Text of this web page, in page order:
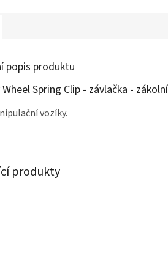
produkty
popis produktu
Spring Clip - závlačka -
vozíky.